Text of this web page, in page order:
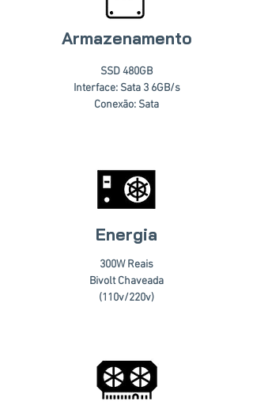
Armazenamento
SSD 480GB
Interface: Sata 3 6GB/s
Conexão: Sata
Energia
300W Reais
Bivolt Chaveada
(110v/220v)